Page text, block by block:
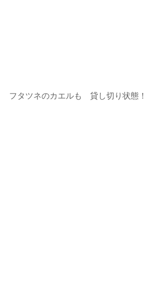
フタツネのカエルも　貸し切り状態！